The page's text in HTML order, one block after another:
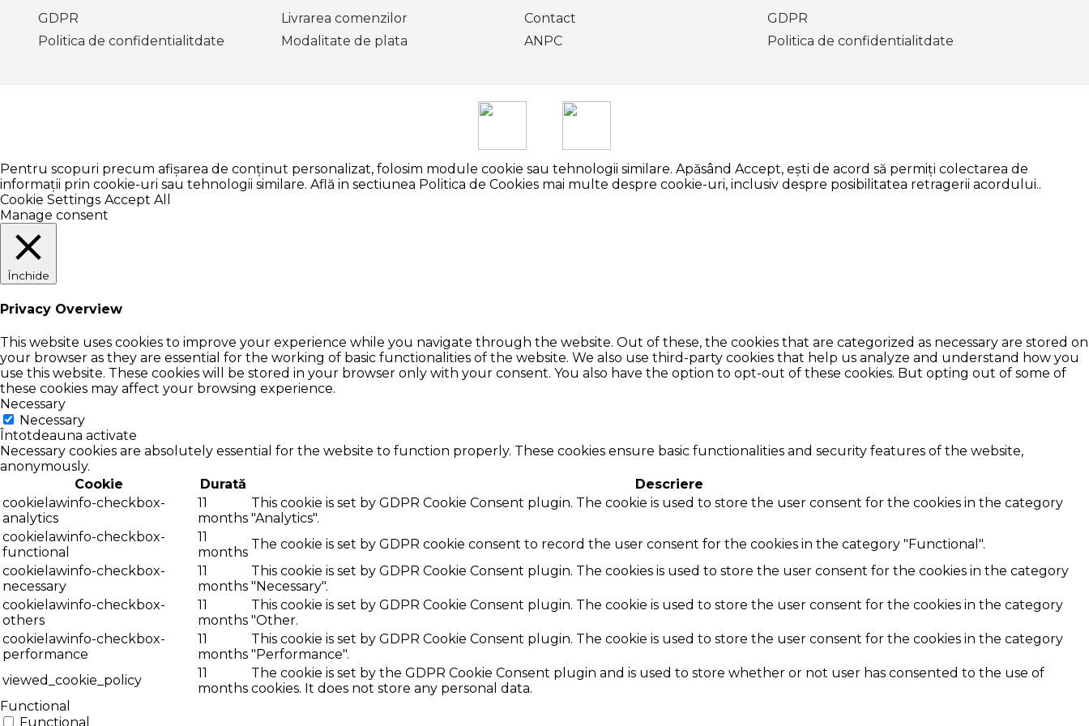
GDPR
Politica de confidentialitdate
Livrarea comenzilor
Modalitate de plata
Contact
ANPC
GDPR
Politica de confidentialitdate
Pentru scopuri precum afișarea de conținut personalizat, folosim module cookie sau tehnologii similare. Apăsând Accept, ești de acord să permiți colectarea de
informații prin cookie-uri sau tehnologii similare. Află in sectiunea Politica de Cookies mai multe despre cookie-uri, inclusiv despre posibilitatea retragerii acordului..
Cookie Settings Accept All
Manage consent
Închide
Privacy Overview
This website uses cookies to improve your experience while you navigate through the website. Out of these, the cookies that are categorized as necessary are stored on
your browser as they are essential for the working of basic functionalities of the website. We also use third-party cookies that help us analyze and understand how you
use this website. These cookies will be stored in your browser only with your consent. You also have the option to opt-out of these cookies. But opting out of some of
these cookies may affect your browsing experience.
Necessary
Necessary
Întotdeauna activate
Necessary cookies are absolutely essential for the website to function properly. These cookies ensure basic functionalities and security features of the website,
anonymously.
Cookie
Durată
Descriere
cookielawinfo-checkbox-
analytics
11
months
This cookie is set by GDPR Cookie Consent plugin. The cookie is used to store the user consent for the cookies in the category
"Analytics".
cookielawinfo-checkbox-
functional
11
months
The cookie is set by GDPR cookie consent to record the user consent for the cookies in the category "Functional".
cookielawinfo-checkbox-
necessary
11
months
This cookie is set by GDPR Cookie Consent plugin. The cookies is used to store the user consent for the cookies in the category
"Necessary".
cookielawinfo-checkbox-
others
11
months
This cookie is set by GDPR Cookie Consent plugin. The cookie is used to store the user consent for the cookies in the category
"Other.
cookielawinfo-checkbox-
performance
11
months
This cookie is set by GDPR Cookie Consent plugin. The cookie is used to store the user consent for the cookies in the category
"Performance".
viewed_cookie_policy
11
months
The cookie is set by the GDPR Cookie Consent plugin and is used to store whether or not user has consented to the use of
cookies. It does not store any personal data.
Functional
Functional